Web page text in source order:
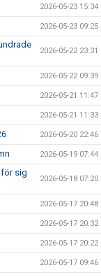
2026-05-23 15:34
2026-05-23 09:25
2026-05-22 23:31
2026-05-22 09:39
2026-05-21 11:47
2026-05-21 11:33
2026-05-20 22:46
2026-05-19 07:44
sig
2026-05-18 07:20
2026-05-17 20:48
2026-05-17 20:32
2026-05-17 20:22
2026-05-17 09:46